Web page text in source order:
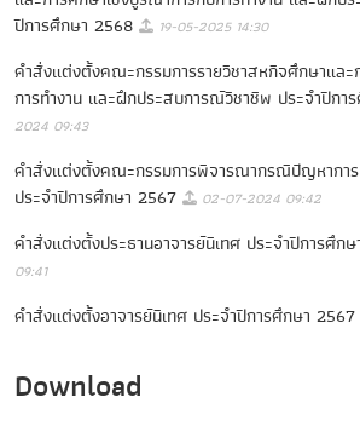
ปีการศึกษา 2568
19-05-2025 14:30
คำสั่งแต่งตั้งคณะกรรมการรายวิชาสหกิจศึกษาและ
การทำงาน และฝึกประสบการณ์วิชาชีพ ประจำปีกา
2024 09:43
คำสั่งแต่งตั้งคณะกรรมการพิจารณากรณีปัญหากา
ประจำปีการศึกษา 2567
02-07-2024 09:42
คำสั่งแต่งตั้งประธานอาจารย์นิเทศ ประจำปีการศึก
09:41
คำสั่งแต่งตั้งอาจารย์นิเทศ ประจำปีการศึกษา 2567
Download